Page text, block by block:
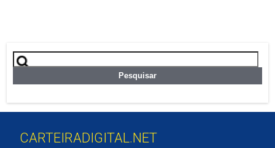
Pesquisar
por:
CARTEIRADIGITAL.NET